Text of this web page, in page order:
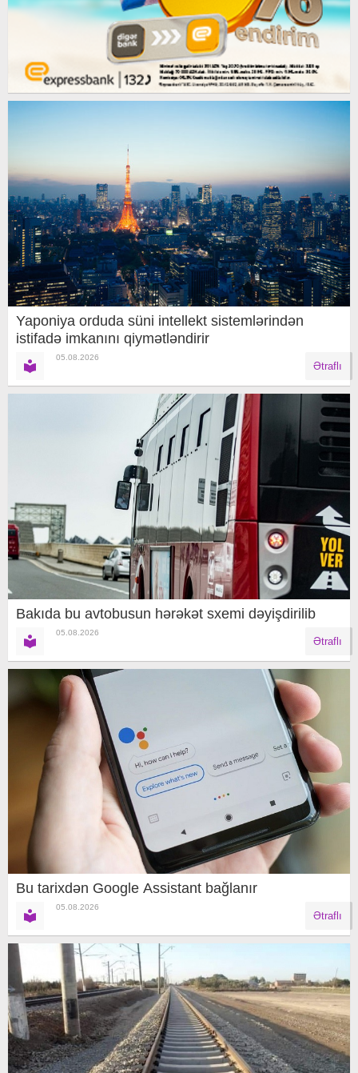
Yaponiya orduda süni intellekt sistemlərindən
istifadə imkanını qiymətləndirir
05.08.2026
Ətraflı
Bakıda bu avtobusun hərəkət sxemi dəyişdirilib
05.08.2026
Ətraflı
Bu tarixdən Google Assistant bağlanır
05.08.2026
Ətraflı